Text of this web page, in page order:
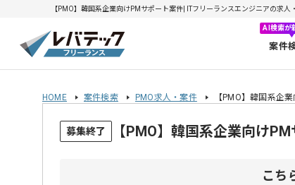
【PMO】韓国系企業向けPMサポート案件| ITフリーランスエンジニアの求
AI検索が
案件
HOME 案件検索 PMO求人・案件 【PMO】韓国系企
募集終了 【PMO】韓国系企業向け
こち